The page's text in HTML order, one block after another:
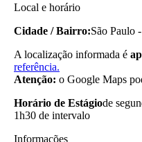
Local e horário
Cidade / Bairro:São Paulo
A localização informada é
referência.
Atenção: o Google Maps
Horário de Estágiode
1h30 de intervalo
Informações